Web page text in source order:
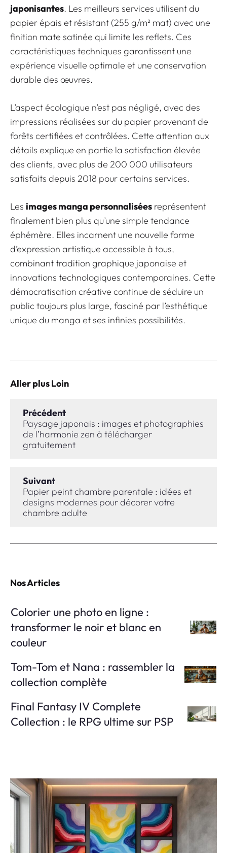
japonisantes. Les meilleurs services utilisent du
papier épais et résistant (255 g/m² mat) avec une
finition mate satinée qui limite les reflets. Ces
caractéristiques techniques garantissent une
expérience visuelle optimale et une conservation
durable des œuvres.
L’aspect écologique n’est pas négligé, avec des
impressions réalisées sur du papier provenant de
forêts certifiées et contrôlées. Cette attention aux
détails explique en partie la satisfaction élevée
des clients, avec plus de 200 000 utilisateurs
satisfaits depuis 2018 pour certains services.
Les images manga personnalisées représentent
finalement bien plus qu’une simple tendance
éphémère. Elles incarnent une nouvelle forme
d’expression artistique accessible à tous,
combinant tradition graphique japonaise et
innovations technologiques contemporaines. Cette
démocratisation créative continue de séduire un
public toujours plus large, fasciné par l’esthétique
unique du manga et ses infinies possibilités.
Aller plus Loin
Précédent
Paysage japonais : images et photographies
de l’harmonie zen à télécharger
gratuitement
Suivant
Papier peint chambre parentale : idées et
designs modernes pour décorer votre
chambre adulte
Nos Articles
Colorier une photo en ligne :
transformer le noir et blanc en
couleur
Tom-Tom et Nana : rassembler la
collection complète
Final Fantasy IV Complete
Collection : le RPG ultime sur PSP